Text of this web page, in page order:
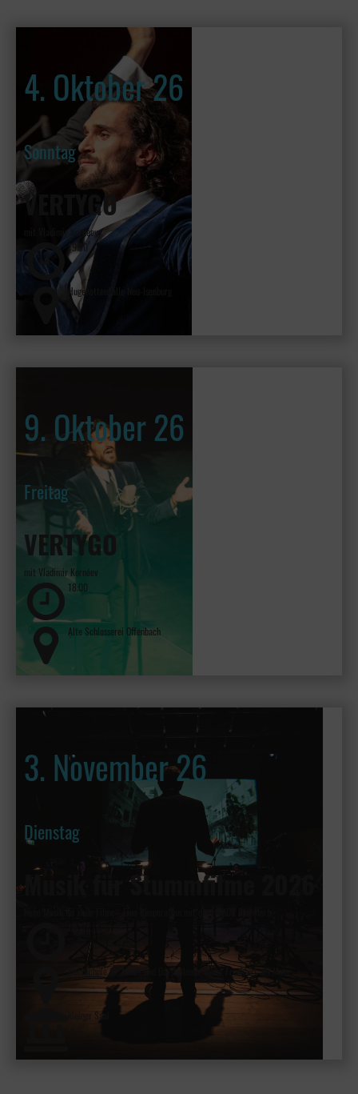
4. Oktober 26
Sonntag
VERTYGO
mit Vladimir Kornéev
19:30
Hugenottenhalle Neu-Isenburg
9. Oktober 26
Freitag
VERTYGO
mit Vladimir Kornéev
18:00
Alte Schlosserei Offenbach
3. November 26
Dienstag
Musik für Stummfilme 2026
Hochschule für Musik und Darstellende Kunst Frankfurt am Main
kleiner Saal